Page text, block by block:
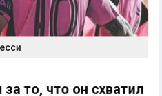
то, что он схватил